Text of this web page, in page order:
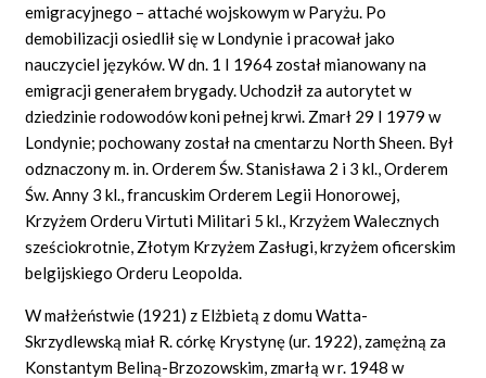
emigracyjnego –attachéwojskowym w Paryżu. Po
demobilizacji osiedlił się w Londynie i pracował jako
nauczyciel języków. W dn. 1 I 1964 został mianowany na
emigracji generałem brygady. Uchodził za autorytet w
dziedzinie rodowodów koni pełnej krwi. Zmarł 29 I 1979 w
Londynie; pochowany został na cmentarzu North Sheen. Był
odznaczony m. in. Orderem Św. Stanisława 2 i 3 kl., Orderem
Św. Anny 3 kl., francuskim Orderem Legii Honorowej,
Krzyżem Orderu Virtuti Militari 5 kl., Krzyżem Walecznych
sześciokrotnie, Złotym Krzyżem Zasługi, krzyżem oficerskim
belgijskiego Orderu Leopolda.
W małżeństwie (1921) z Elżbietą z domu Watta-
Skrzydlewską miał R. córkę Krystynę (ur. 1922), zamężną za
Konstantym Beliną-Brzozowskim, zmarłą w r. 1948 w